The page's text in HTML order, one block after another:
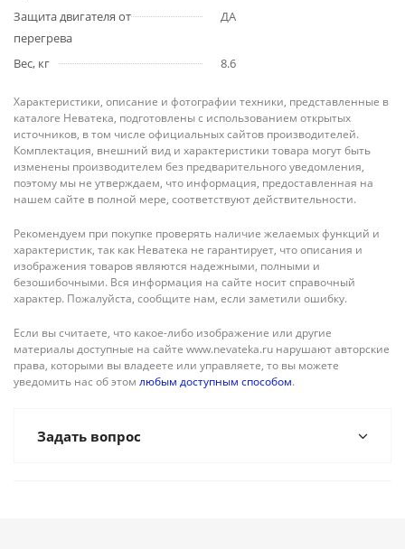
Защита двигателя от
перегрева
ДА
Вес, кг 8.6
Характеристики, описание и фотографии техники, представленные в
каталоге Неватека, подготовлены с использованием открытых
источников, в том числе официальных сайтов производителей.
Комплектация, внешний вид и характеристики товара могут быть
изменены производителем без предварительного уведомления,
поэтому мы не утверждаем, что информация, предоставленная на
нашем сайте в полной мере, соответствуют действительности.
Рекомендуем при покупке проверять наличие желаемых функций и
характеристик, так как Неватека не гарантирует, что описания и
изображения товаров являются надежными, полными и
безошибочными. Вся информация на сайте носит справочный
характер. Пожалуйста, сообщите нам, если заметили ошибку.
Если вы считаете, что какое-либо изображение или другие
материалы доступные на сайте www.nevateka.ru нарушают авторские
права, которыми вы владеете или управляете, то вы можете
уведомить нас об этом любым доступным способом.
Задать вопрос